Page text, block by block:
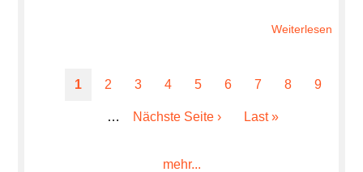
Weiterlesen
Aktuelle
1 Page
2 Page
3 Page
4 Page
5 Page
6 Page
7 Page
8 Page
9
…
Nächste
Nächste Seite ›
Letzte
Last »
mehr...